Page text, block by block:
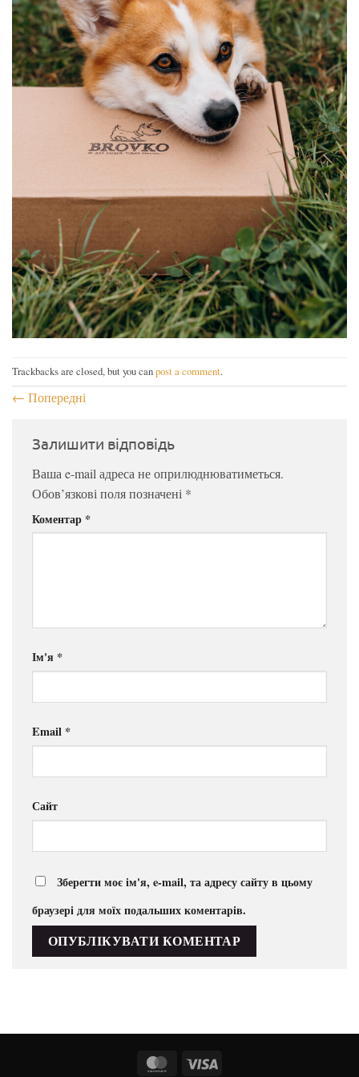
Trackbacks are closed, but you canpost a comment.
← Попередні
Залишити відповідь
Ваша e-mail адреса не оприлюднюватиметься.
Обов’язкові поля позначені *
Коментар *
Ім'я *
Email *
Сайт
Зберегти моє ім'я, e-mail, та адресу сайту в цьому
браузері для моїх подальших коментарів.
MasterCard